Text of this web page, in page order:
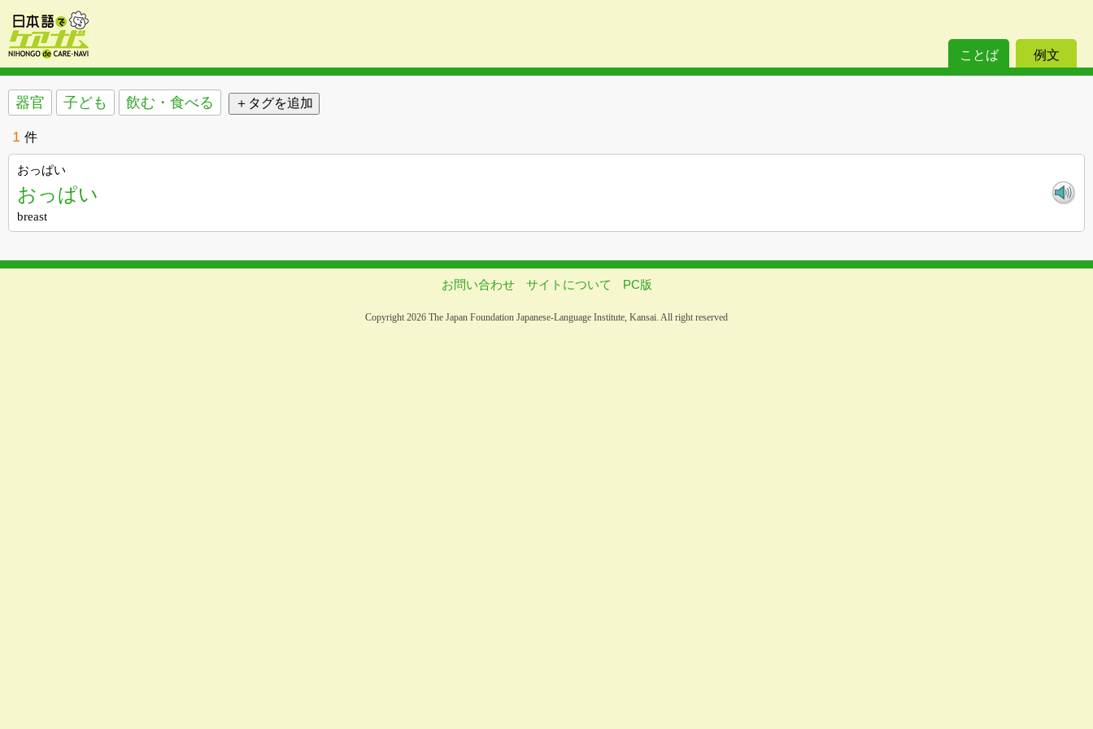
ことば 例文
器官 子ども 飲む・食べる
1 件
おっぱい
おっぱい
breast
お問い合わせ サイトについて PC版
Copyright 2026 The Japan Foundation Japanese-Language Institute, Kansai. All right reserved